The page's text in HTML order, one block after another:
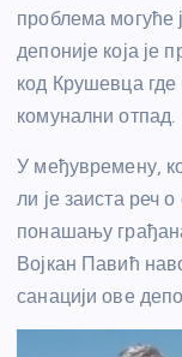
проблема могуће
депоније која је
код Крушевца
комунални отпад.
У међувремену,
ли је заиста реч
понашању
Војкан Павић
санацији ове